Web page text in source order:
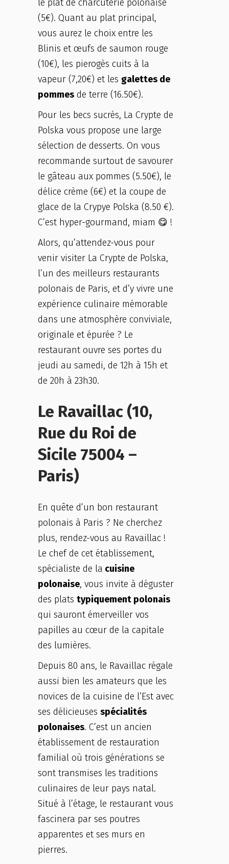
le plat de charcuterie polonaise
(5€). Quant au plat principal,
vous aurez le choix entre les
Blinis et œufs de saumon rouge
(10€), les pierogès cuits à la
vapeur (7,20€) et les galettes de
pommes de terre (16.50€).
Pour les becs sucrés, La Crypte de
Polska vous propose une large
sélection de desserts. On vous
recommande surtout de savourer
le gâteau aux pommes (5.50€), le
délice crème (6€) et la coupe de
glace de la Crypye Polska (8.50 €).
C’est hyper-gourmand, miam 😋 !
Alors, qu’attendez-vous pour
venir visiter La Crypte de Polska,
l’un des meilleurs restaurants
polonais de Paris, et d’y vivre une
expérience culinaire mémorable
dans une atmosphère conviviale,
originale et épurée ? Le
restaurant ouvre ses portes du
jeudi au samedi, de 12h à 15h et
de 20h à 23h30.
Le Ravaillac (10,
Rue du Roi de
Sicile 75004 –
Paris)
En quête d’un bon restaurant
polonais à Paris ? Ne cherchez
plus, rendez-vous au Ravaillac !
Le chef de cet établissement,
spécialiste de la cuisine
polonaise, vous invite à déguster
des plats typiquement polonais
qui sauront émerveiller vos
papilles au cœur de la capitale
des lumières.
Depuis 80 ans, le Ravaillac régale
aussi bien les amateurs que les
novices de la cuisine de l’Est avec
ses délicieuses spécialités
polonaises. C’est un ancien
établissement de restauration
familial où trois générations se
sont transmises les traditions
culinaires de leur pays natal.
Situé à l’étage, le restaurant vous
fascinera par ses poutres
apparentes et ses murs en
pierres.